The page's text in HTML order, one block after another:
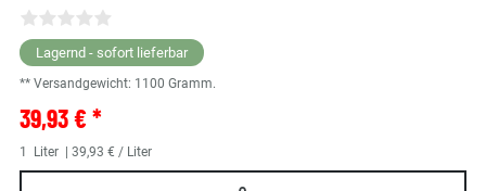
Lagernd - sofort lieferbar
** Versandgewicht: 1100 Gramm.
39,93 € *
1 Liter | 39,93 € / Liter